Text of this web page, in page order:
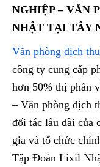
NGHIỆP – VĂN
NHẬT TẠI TÂY
Văn phòng dịch
công ty cung cấp
hơn 50% thị phần
– Văn phòng dịch
đối tác lâu dài của
gia và tổ chức
Tập Đoàn Lixil